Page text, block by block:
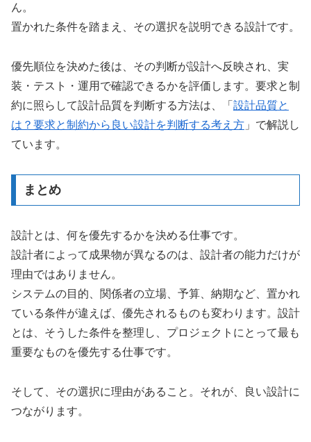
ん。
置かれた条件を踏まえ、その選択を説明できる設計です。
優先順位を決めた後は、その判断が設計へ反映され、実
装・テスト・運用で確認できるかを評価します。要求と制
約に照らして設計品質を判断する方法は、「 設計品質と
は？要求と制約から良い設計を判断する考え方 」で解説し
ています。
まとめ
設計とは、何を優先するかを決める仕事です。
設計者によって成果物が異なるのは、設計者の能力だけが
理由ではありません。
システムの目的、関係者の立場、予算、納期など、置かれ
ている条件が違えば、優先されるものも変わります。設計
とは、そうした条件を整理し、プロジェクトにとって最も
重要なものを優先する仕事です。
そして、その選択に理由があること。それが、良い設計に
つながります。